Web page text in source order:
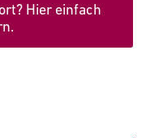
Hier einfach